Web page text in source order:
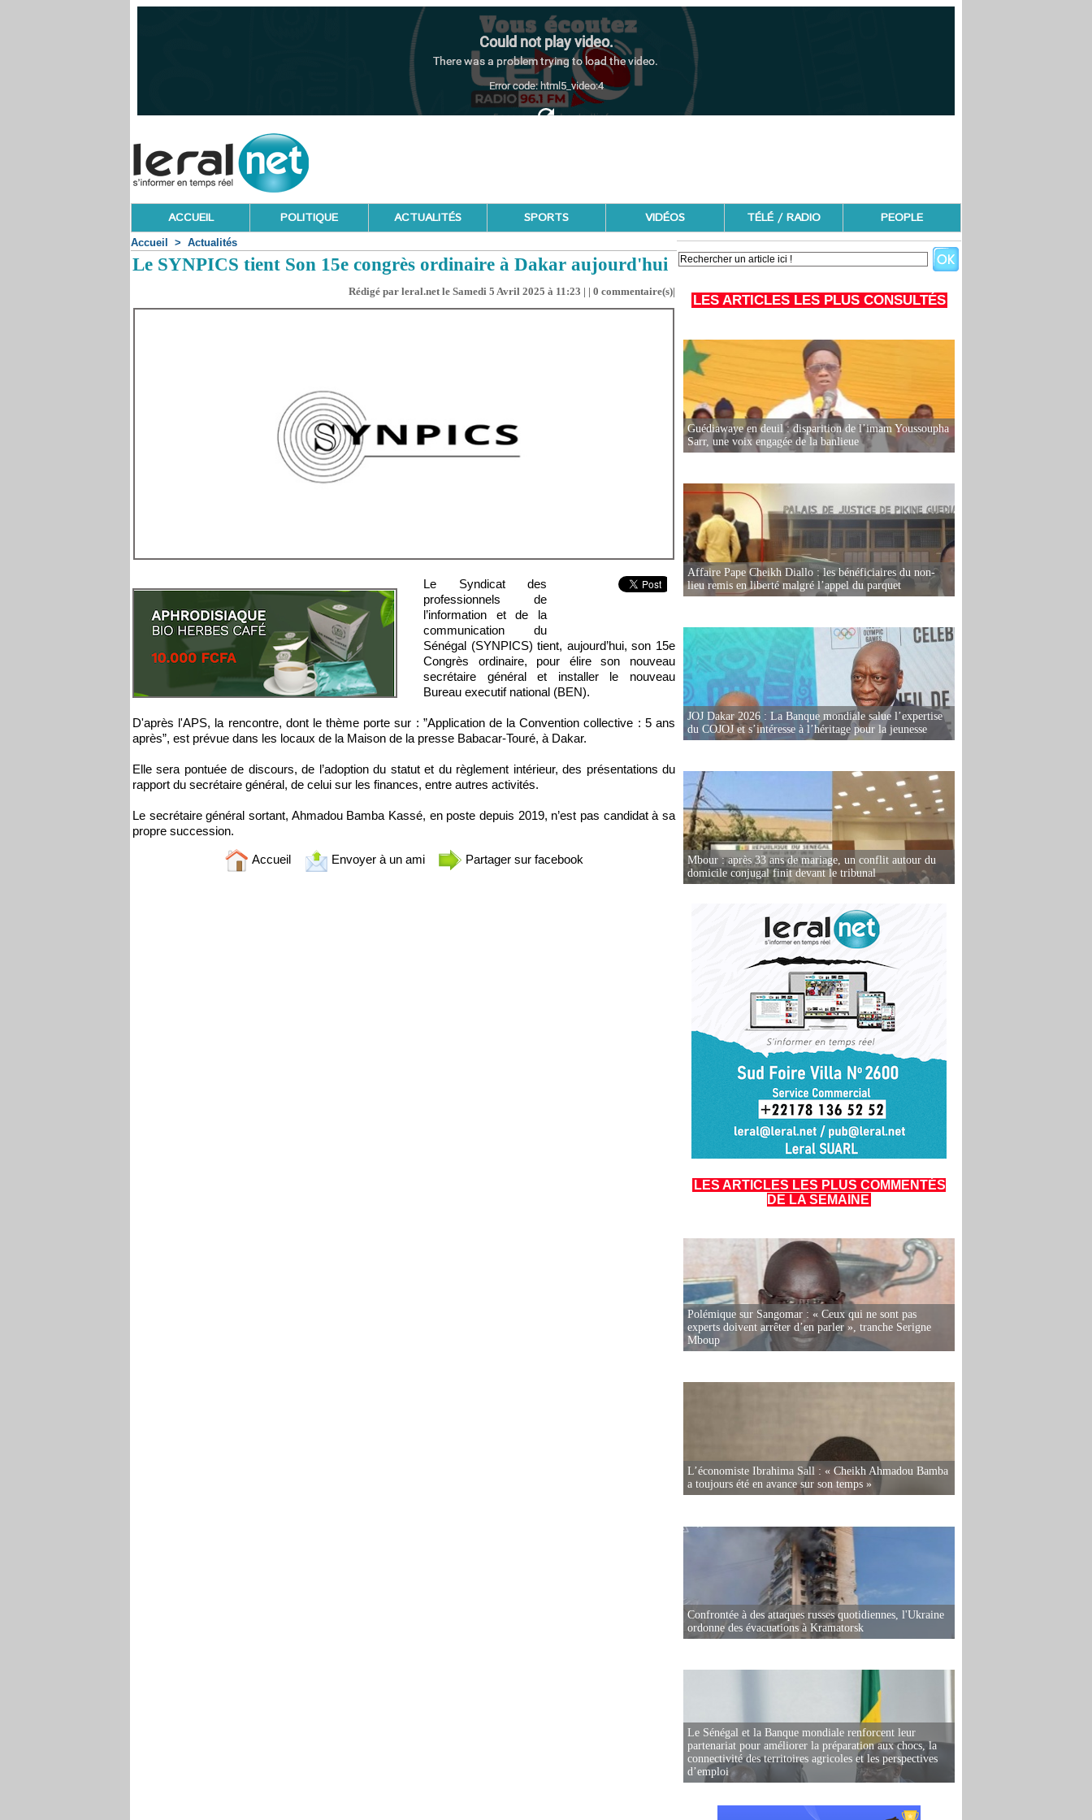
ACCUEIL POLITIQUE ACTUALITÉS SPORTS VIDÉOS TÉLÉ / RADIO PEOPLE
Accueil > Actualités
Le SYNPICS tient Son 15e congrès ordinaire à Dakar aujourd'hui
Rédigé par leral.net le Samedi 5 Avril 2025 à 11:23 | | 0 commentaire(s)|
Le Syndicat des
professionnels de
l’information et de la
communication du
Sénégal (SYNPICS) tient, aujourd’hui, son 15e
Congrès ordinaire, pour élire son nouveau
secrétaire général et installer le nouveau
Bureau executif national (BEN).
D'après l'APS, la rencontre, dont le thème porte sur : ”Application de la Convention collective : 5 ans
après”, est prévue dans les locaux de la Maison de la presse Babacar-Touré, à Dakar.
Elle sera pontuée de discours, de l’adoption du statut et du règlement intérieur, des présentations du
rapport du secrétaire général, de celui sur les finances, entre autres activités.
Le secrétaire général sortant, Ahmadou Bamba Kassé, en poste depuis 2019, n’est pas candidat à sa
propre succession.
Accueil Envoyer à un ami Partager sur facebook
LES ARTICLES LES PLUS CONSULTÉS
Guédiawaye en deuil : disparition de l’imam Youssoupha
Sarr, une voix engagée de la banlieue
Affaire Pape Cheikh Diallo : les bénéficiaires du non-
lieu remis en liberté malgré l’appel du parquet
JOJ Dakar 2026 : La Banque mondiale salue l’expertise
du COJOJ et s’intéresse à l’héritage pour la jeunesse
Mbour : après 33 ans de mariage, un conflit autour du
domicile conjugal finit devant le tribunal
LES ARTICLES LES PLUS COMMENTÉS
DE LA SEMAINE
Polémique sur Sangomar : « Ceux qui ne sont pas
experts doivent arrêter d’en parler », tranche Serigne
Mboup
L’économiste Ibrahima Sall : « Cheikh Ahmadou Bamba
a toujours été en avance sur son temps »
Confrontée à des attaques russes quotidiennes, l'Ukraine
ordonne des évacuations à Kramatorsk
Le Sénégal et la Banque mondiale renforcent leur
partenariat pour améliorer la préparation aux chocs, la
connectivité des territoires agricoles et les perspectives
d’emploi